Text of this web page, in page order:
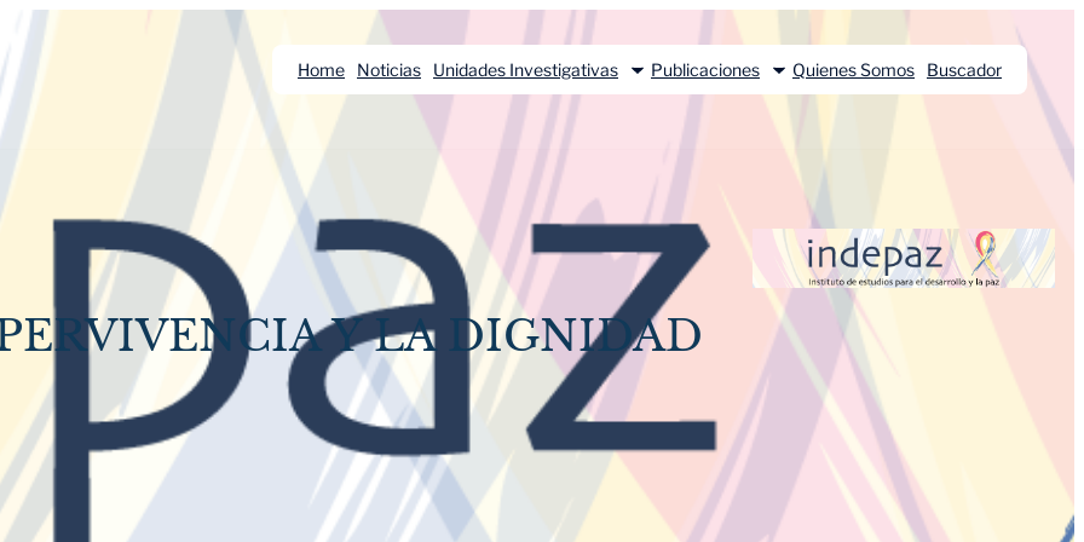
Home Noticias Unidades Investigativas Publicaciones Quienes Somos Buscador
Y LA DIGNIDAD